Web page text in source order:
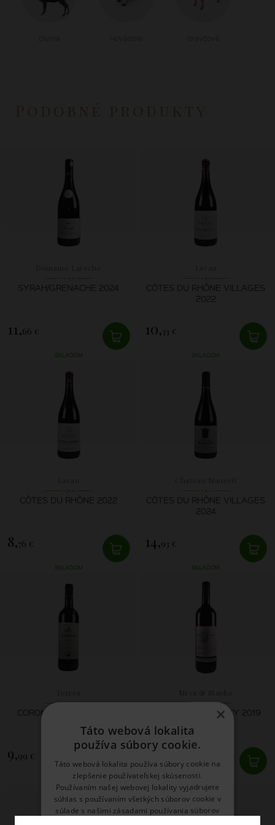
SYRAH/GRENACHE 2024
11,66 €
SKLADOM
CÔTES DU RHÔNE VILLAGES
2022
10, 33 €
SKLADOM
CÔTES DU RHÔNE 2022
8,76 €
SKLADOM
CÔTES DU RHÔNE VILLAGES
2024
14,93 €
SKLADOM
CORONAS CRIANZA 2022
9,99 €
SKLADOM
CUVÉE MODRÉ RIEKY 2019
41,
SKLADOM
×
Táto webová lokalita
používa súbory cookie.
Táto webová lokalita používa súbory cookie na
zlepšenie používateľskej skúsenosti.
Používaním našej webovej lokality vyjadrujete
súhlas s používaním všetkých súborov cookie v
súlade s našimi zásadami používania súborov